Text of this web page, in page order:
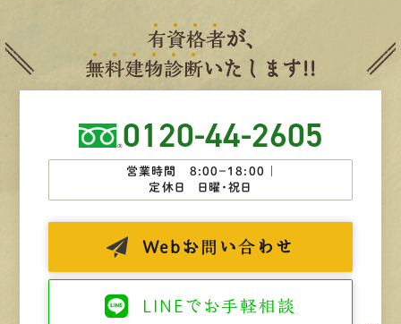
有資格者が、
無料建物診断いたします!!
0120-44-2605
営業時間 8:00−18:00 ｜
定休日 日曜・祝日
Web お問い合わせ
LINEで お手軽相談